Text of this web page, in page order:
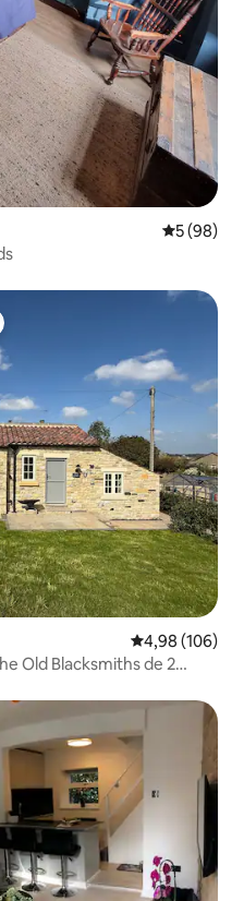
5 (98)
destacados
Calificación
4,98 (106)
Old Blacksmiths de 2